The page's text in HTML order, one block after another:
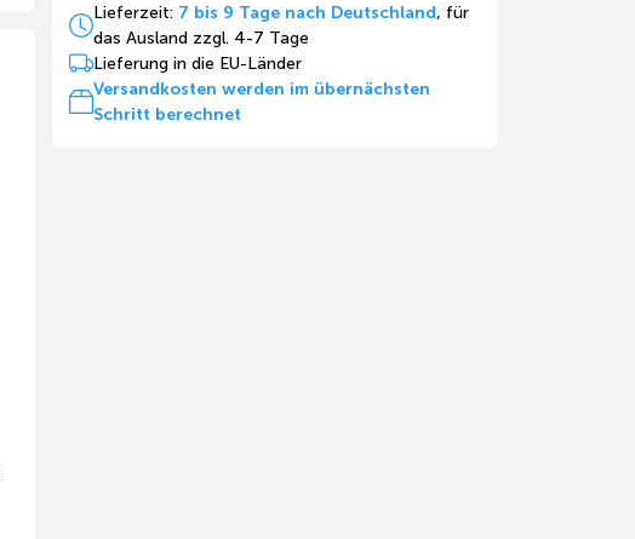
Lieferzeit: 7 bis 9 Tage nach Deutschland, für
das Ausland zzgl. 4-7 Tage
Lieferung in die EU-Länder
Versandkosten werden im übernächsten
Schritt berechnet